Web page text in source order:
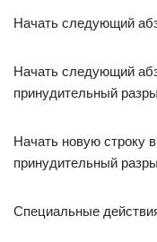
Начать следующий
Начать следующий
принудительный
Начать новую строку
принудительный
Специальные